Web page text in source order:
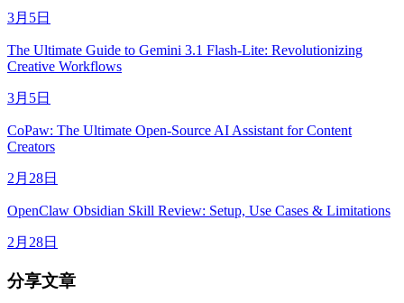
3月5日
The Ultimate Guide to Gemini 3.1 Flash-Lite: Revolutionizing
Creative Workflows
3月5日
CoPaw: The Ultimate Open-Source AI Assistant for Content
Creators
2月28日
OpenClaw Obsidian Skill Review: Setup, Use Cases & Limitations
2月28日
分享文章